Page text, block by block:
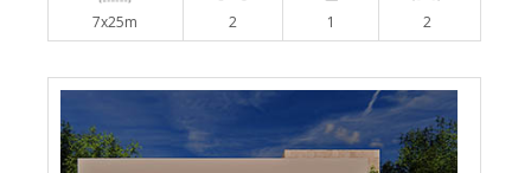
7x25m 2 1 2